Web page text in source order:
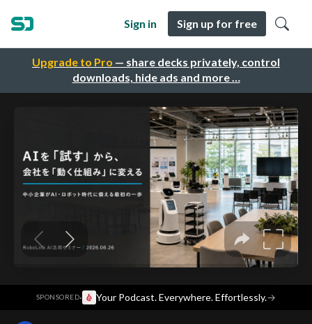
Upgrade to Pro — share decks privately, control
downloads, hide ads and more …
Sign in Sign up for free
SPONSORED· Your Podcast. Everywhere. Effortlessly.→